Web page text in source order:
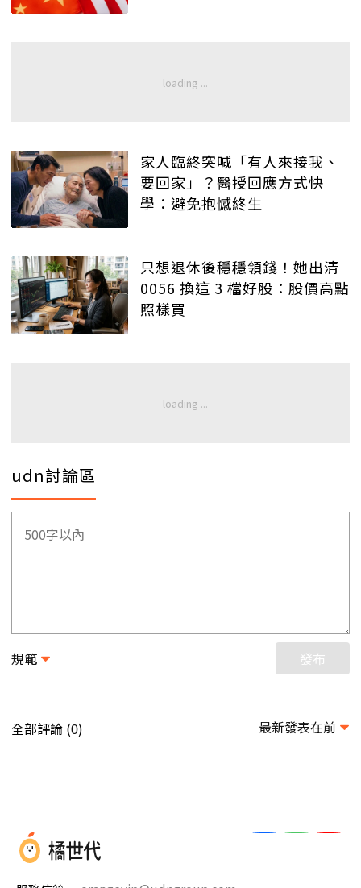
家人臨終突喊「有人來接我、
要回家」？醫授回應方式快
學：避免抱憾終生
只想退休後穩穩領錢！她出清
0056 換這 3 檔好股：股價高點
照樣買
udn討論區
規範 發布
全部評論 (0) 最新發表在前